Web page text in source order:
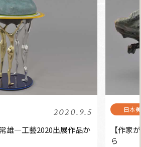
2020.9.5
雄―工藝2020出展作品か
【作家
ら